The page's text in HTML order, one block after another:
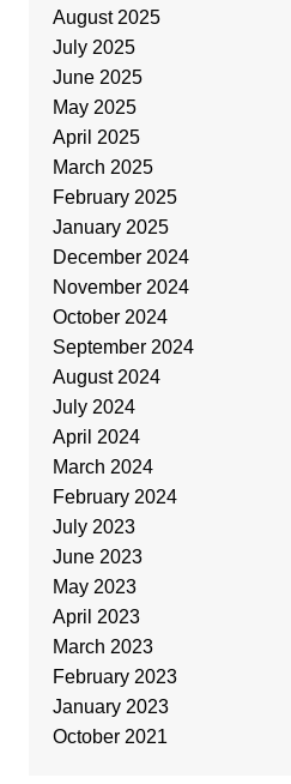
August 2025
July 2025
June 2025
May 2025
April 2025
March 2025
February 2025
January 2025
December 2024
November 2024
October 2024
September 2024
August 2024
July 2024
April 2024
March 2024
February 2024
July 2023
June 2023
May 2023
April 2023
March 2023
February 2023
January 2023
October 2021